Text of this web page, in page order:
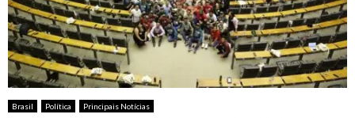
Brasil Política Principais Notícias